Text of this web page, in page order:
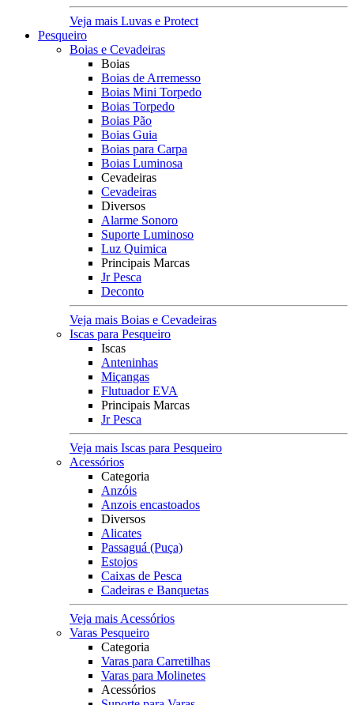
Veja mais Luvas e Protect
Pesqueiro
Boias e Cevadeiras
Boias
Boias de Arremesso
Boias Mini Torpedo
Boias Torpedo
Boias Pão
Boias Guia
Boias para Carpa
Boias Luminosa
Cevadeiras
Cevadeiras
Diversos
Alarme Sonoro
Suporte Luminoso
Luz Quimica
Principais Marcas
Jr Pesca
Deconto
Veja mais Boias e Cevadeiras
Iscas para Pesqueiro
Iscas
Anteninhas
Miçangas
Flutuador EVA
Principais Marcas
Jr Pesca
Veja mais Iscas para Pesqueiro
Acessórios
Categoria
Anzóis
Anzois encastoados
Diversos
Alicates
Passaguá (Puça)
Estojos
Caixas de Pesca
Cadeiras e Banquetas
Veja mais Acessórios
Varas Pesqueiro
Categoria
Varas para Carretilhas
Varas para Molinetes
Acessórios